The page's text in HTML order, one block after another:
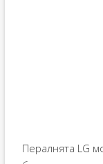
Пералнята LG